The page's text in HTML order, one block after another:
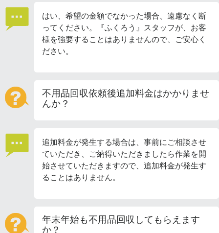
はい、希望の金額でなかった場合、遠慮なく断
ってください。『ふくろう』スタッフが、お客
様を強要することはありませんので、ご安心く
ださい。
不用品回収依頼後追加料金はかかりませ
んか？
追加料金が発生する場合は、事前にご相談させ
ていただき、ご納得いただきましたら作業を開
始させていただきますので、追加料金が発生す
ることはありません。
年末年始も不用品回収してもらえます
か？